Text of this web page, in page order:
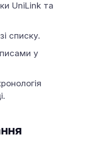
UniLink та
зі списку.
у